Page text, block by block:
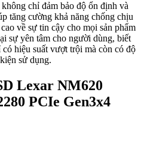
chỉ đảm bảo độ ổn định và
tăng cường khả năng chống chịu
về sự tin cậy cho mọi sản phẩm
sự yên tâm cho người dùng, biết
hiệu suất vượt trội mà còn có độ
sử dụng.
Lexar NM620
PCIe Gen3x4